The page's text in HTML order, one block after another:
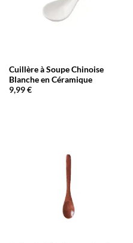
Cuillère à Soupe Chinoise
Blanche en Céramique
9,99€